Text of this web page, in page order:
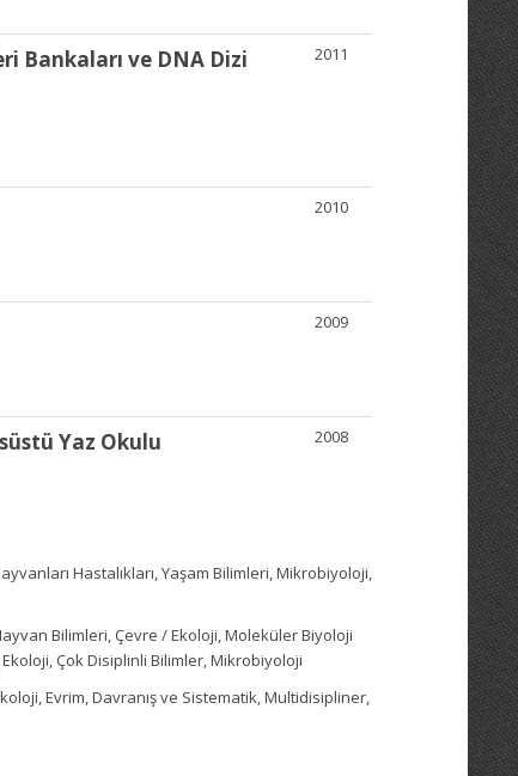
2011
Bankaları ve DNA Dizi
2010
2009
2008
Yaz Okulu
Hastalıkları, Yaşam Bilimleri, Mikrobiyoloji,
Bilimleri, Çevre / Ekoloji, Moleküler Biyoloji
Çok Disiplinli Bilimler, Mikrobiyoloji
Evrim, Davranış ve Sistematik, Multidisipliner,